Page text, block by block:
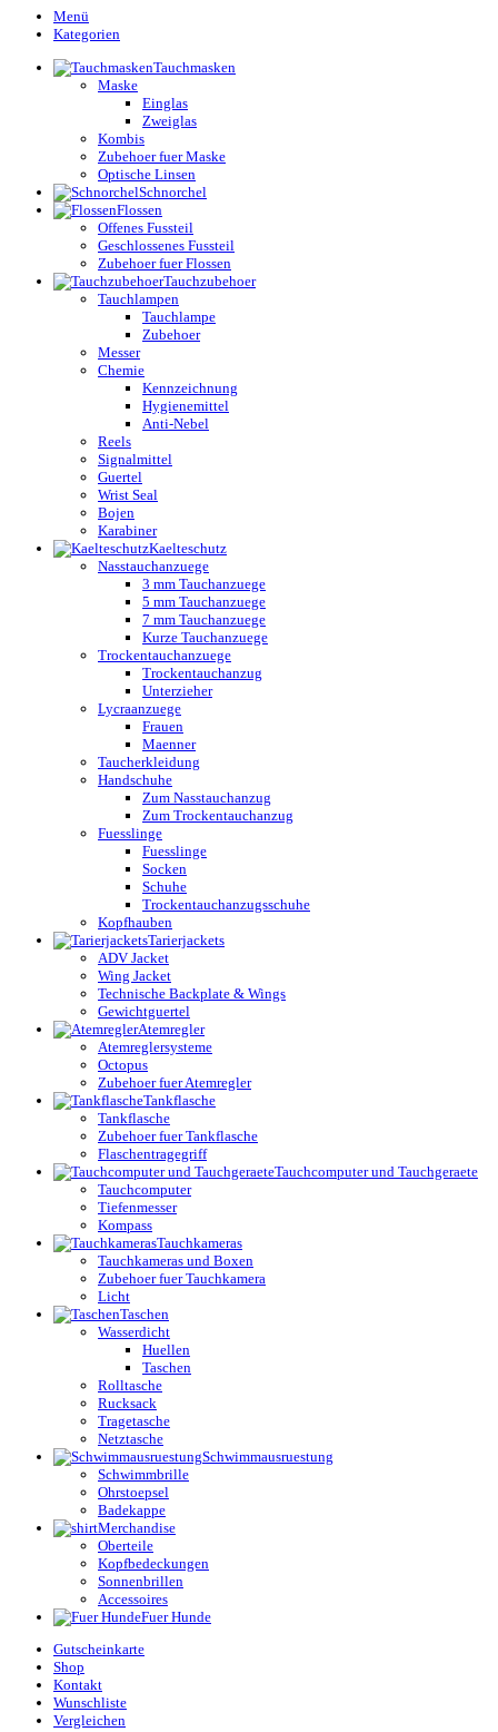
Menü
Kategorien
Tauchmasken
Maske
Einglas
Zweiglas
Kombis
Zubehoer fuer Maske
Optische Linsen
Schnorchel
Flossen
Offenes Fussteil
Geschlossenes Fussteil
Zubehoer fuer Flossen
Tauchzubehoer
Tauchlampen
Tauchlampe
Zubehoer
Messer
Chemie
Kennzeichnung
Hygienemittel
Anti-Nebel
Reels
Signalmittel
Guertel
Wrist Seal
Bojen
Karabiner
Kaelteschutz
Nasstauchanzuege
3 mm Tauchanzuege
5 mm Tauchanzuege
7 mm Tauchanzuege
Kurze Tauchanzuege
Trockentauchanzuege
Trockentauchanzug
Unterzieher
Lycraanzuege
Frauen
Maenner
Taucherkleidung
Handschuhe
Zum Nasstauchanzug
Zum Trockentauchanzug
Fuesslinge
Fuesslinge
Socken
Schuhe
Trockentauchanzugsschuhe
Kopfhauben
Tarierjackets
ADV Jacket
Wing Jacket
Technische Backplate & Wings
Gewichtguertel
Atemregler
Atemreglersysteme
Octopus
Zubehoer fuer Atemregler
Tankflasche
Tankflasche
Zubehoer fuer Tankflasche
Flaschentragegriff
Tauchcomputer und Tauchgeraete
Tauchcomputer
Tiefenmesser
Kompass
Tauchkameras
Tauchkameras und Boxen
Zubehoer fuer Tauchkamera
Licht
Taschen
Wasserdicht
Huellen
Taschen
Rolltasche
Rucksack
Tragetasche
Netztasche
Schwimmausruestung
Schwimmbrille
Ohrstoepsel
Badekappe
Merchandise
Oberteile
Kopfbedeckungen
Sonnenbrillen
Accessoires
Fuer Hunde
Gutscheinkarte
Shop
Kontakt
Wunschliste
Vergleichen